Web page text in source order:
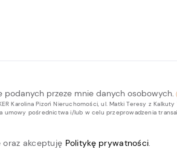
przeze mnie danych osobowych.
Karolina Pizoń Nieruchomości, ul. Matki Teresy z
umowy pośrednictwa i/lub w celu przeprowadzenia
oraz akceptuję Politykę prywatności